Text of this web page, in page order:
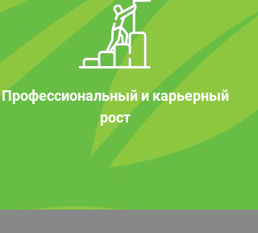
Профессиональный и карьерный
рост